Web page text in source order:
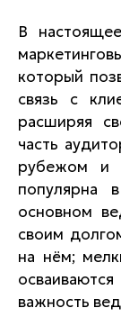
В
который
связь с
расширяя
часть
рубежом и
популярна
основном
своим
на нём;
важность